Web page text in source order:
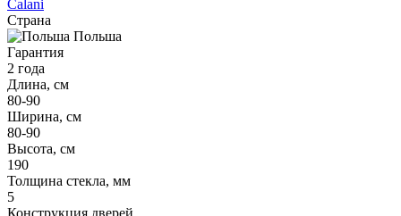
Calani
Страна
Польша
Гарантия
2 года
Длина, см
80-90
Ширина, см
80-90
Высота, см
190
Толщина стекла, мм
5
Конструкция дверей